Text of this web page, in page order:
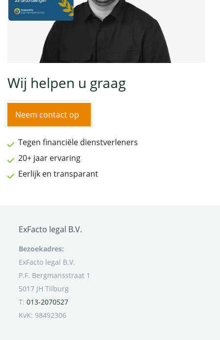
Wij helpen u graag
Neem contact op
Tegen financiële dienstverleners
20+ jaar ervaring
Eerlijk en transparant
ExFacto legal B.V.
Bezoekadres:
ExFacto legal B.V.
P.F. Bergmansstraat 1
5017 JH Tilburg
T: 013-2070527
KvK: 98492306